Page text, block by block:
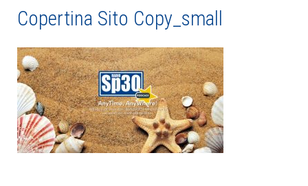
Copertina Sito Copy_small